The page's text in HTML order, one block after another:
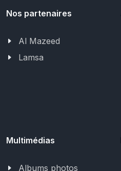
Nos partenaires
Al Mazeed
Lamsa
Multimédias
Albums photos